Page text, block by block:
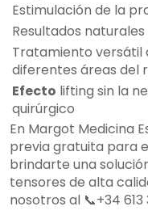
Estimulación de la
Resultados
Tratamiento versátil
diferentes áreas del
Efecto lifting sin la
quirúrgico
En Margot Medicina
previa gratuita para
brindarte una
tensores de alta
nosotros al 📞+34